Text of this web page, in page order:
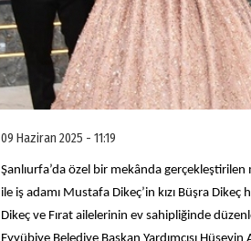
09 Haziran 2025 - 11:19
Şanlıurfa’da özel bir mekânda
ile iş adamı Mustafa Dikeç’in kızı Büşra
Dikeç ve Fırat ailelerinin ev sahipliğinde